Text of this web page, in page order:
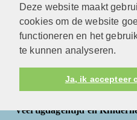
Deze website maakt
cookies om de website
functioneren en het
te kunnen analyseren.
Ja, ik accepteer
Waar hoop je op?
Veertigdagentijd en